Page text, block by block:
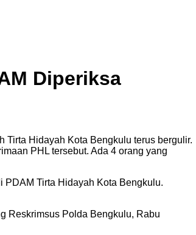
Diperiksa
Tirta Hidayah Kota Bengkulu terus bergulir.
PHL tersebut. Ada 4 orang yang
PDAM Tirta Hidayah Kota Bengkulu.
Reskrimsus Polda Bengkulu, Rabu